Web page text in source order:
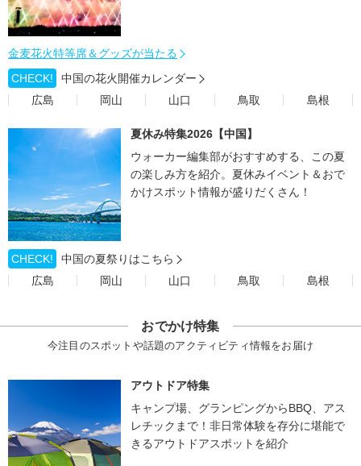
金麦花火特等席＆グッズが当たる
CHECK!
中国の花火開催カレンダー
広島
岡山 山口 鳥取 島根
夏休み特集2026【中国】
ウォーカー編集部がおすすめする、この夏
の楽しみ方を紹介。夏休みイベント＆おで
かけスポット情報が盛りだくさん！
CHECK!
中国の夏祭りはこちら
広島
岡山 山口 鳥取 島根
おでかけ特集
今注目のスポットや話題のアクティビティ情報をお届け
アウトドア特集
キャンプ場、グランピングからBBQ、アス
レチックまで！非日常体験を存分に堪能で
きるアウトドアスポットを紹介